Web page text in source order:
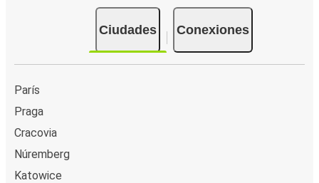
Ciudades Conexiones
París
Praga
Cracovia
Núremberg
Katowice